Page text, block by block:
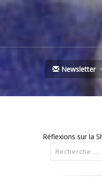
Newsletter
Réflexions sur la